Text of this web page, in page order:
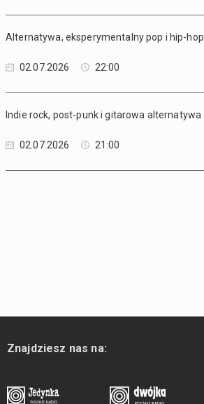
Alternatywa, eksperymentalny pop i hip-hop
02.07.2026 22:00
Indie rock, post-punk i gitarowa alternatywa
02.07.2026 21:00
Znajdziesz nas na: